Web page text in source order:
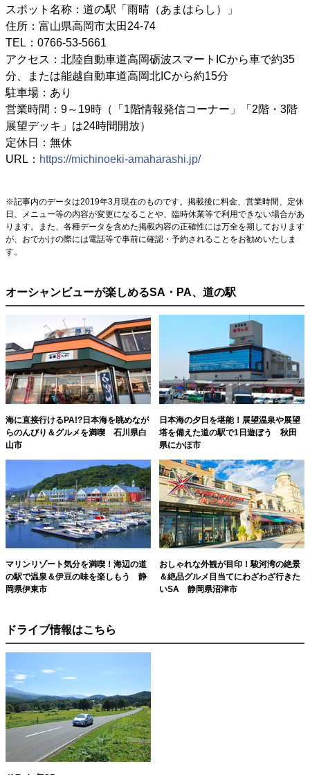
スポット名称：道の駅「雨晴（あまはらし）」
住所：富山県高岡市太田24-74
TEL：0766-53-5661
アクセス：北陸自動車道高岡砺波スマートICから車で約35
分、または能越自動車道高岡北ICから約15分
駐車場：あり
営業時間：9～19時（「1階情報発信コーナー」「2階・3階
展望デッキ」は24時間開放）
定休日：無休
URL： https://michinoeki-amaharashi.jp/
※記事内のデータは2019年3月現在のものです。掲載後に料金、営業時間、定休
日、メニュー等の内容が変更になることや、臨時休業等で利用できない場合があ
ります。また、各種データを含めた掲載内容の正確性には万全を期しております
が、おでかけの際には電話等で事前に確認・予約されることをお勧めいたしま
す。
オーシャンビューが楽しめるSA・PA、道の駅
海に直接行けるPA!?日本海を眺めなが
らのんびり＆グルメを満喫 石川県白
山市
日本海の夕日を堪能！展望温泉や展望
塔を備えた道の駅で1日遊ぼう 秋田
県にかほ市
マリンリゾート気分を満喫！海辺の道
の駅で温泉＆伊豆の味を楽しもう 静
岡県伊東市
おしゃれな外観が目印！駿河湾の絶景
＆絶品グルメ目当てにわざわざ行きた
いSA 静岡県沼津市
ドライブ情報はこちら